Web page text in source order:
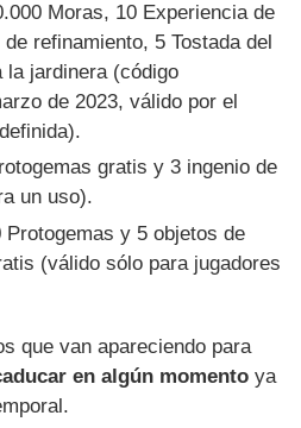
Moras, 10 Experiencia de
refinamiento, 5 Tostada del
la jardinera (código
de 2023, válido por el
gratis y 3 ingenio de
un uso).
Protogemas y 5 objetos de
(válido sólo para jugadores
que van apareciendo para
en algún momento ya